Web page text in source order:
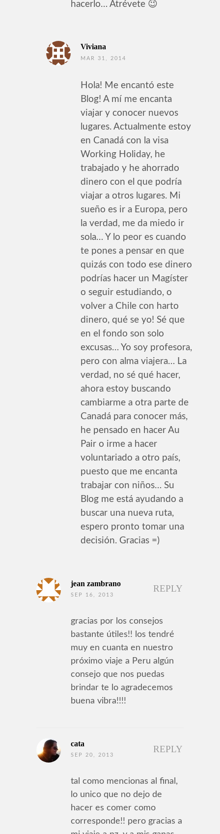
hacerlo… Atrévete 😉
Viviana
MAR 31, 2014
Hola! Me encantó este
Blog! A mí me encanta
viajar y conocer nuevos
lugares. Actualmente estoy
en Canadá con la visa
Working Holiday, he
trabajado y he ahorrado
dinero con el que podría
viajar a otros lugares. Mi
sueño es ir a Europa, pero
la verdad, me da miedo ir
sola… Y lo peor es cuando
te pones a pensar en que
quizás con todo ese dinero
podrías hacer un Magíster
o seguir estudiando, o
volver a Chile con harto
dinero, qué se yo! Sé que
en el fondo son solo
excusas… Yo soy profesora,
pero con alma viajera… La
verdad, no sé qué hacer,
ahora estoy buscando
cambiarme a otra parte de
Canadá para conocer más,
he pensado en hacer Au
Pair o irme a hacer
voluntariado a otro país,
puesto que me encanta
trabajar con niños… Su
Blog me está ayudando a
buscar una nueva ruta,
espero pronto tomar una
decisión. Gracias =)
jean zambrano
SEP 16, 2013
REPLY
gracias por los consejos
bastante útiles!! los tendré
muy en cuanta en nuestro
próximo viaje a Peru algún
consejo que nos puedas
brindar te lo agradecemos
buena vibra!!!!
cata
SEP 20, 2013
REPLY
tal como mencionas al final,
lo unico que no dejo de
hacer es comer como
corresponde!! pero gracias a